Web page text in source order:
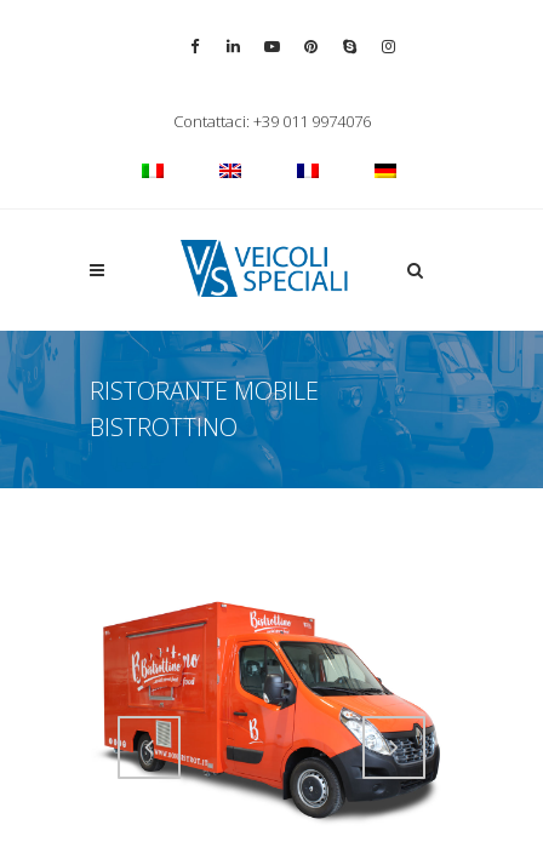
Contattaci: +39 011 9974076
Apri la ricerca
RISTORANTE MOBILE
BISTROTTINO
Attiva comando Attiva comando